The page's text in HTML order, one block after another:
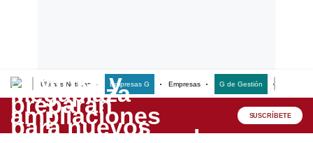
Últimas Noticias Empresas G Empresas G de Gestión
Lo último
Peru Quiosco SUSCRÍBETE